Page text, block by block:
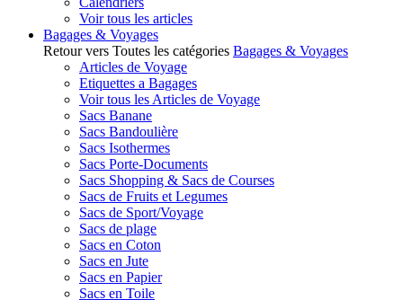
Voir tous les articles
Bagages & Voyages
Retour vers Toutes les catégories Bagages & Voyages
Articles de Voyage
Etiquettes a Bagages
Voir tous les Articles de Voyage
Sacs Banane
Sacs Bandoulière
Sacs Isothermes
Sacs Porte-Documents
Sacs Shopping & Sacs de Courses
Sacs de Fruits et Legumes
Sacs de Sport/Voyage
Sacs de plage
Sacs en Coton
Sacs en Jute
Sacs en Papier
Sacs en Toile